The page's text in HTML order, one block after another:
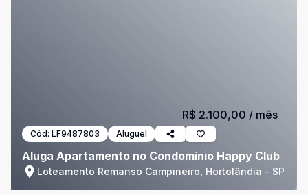
Cód: LF9487803 Aluguel
Aluga Apartamento no Condomínio Happy Club
Loteamento Remanso Campineiro, Hortolândia - SP
R$ 2.100,00 / mês